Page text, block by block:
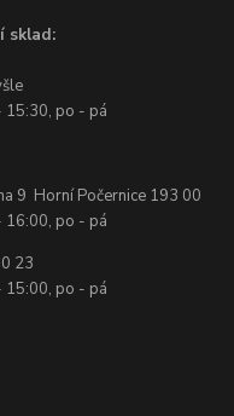
sklad:
15:30, po - pá
9 Horní Počernice 193 00
16:00, po - pá
23
15:00, po - pá